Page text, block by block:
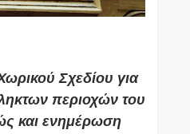
Σχεδίου για
περιοχών του
και ενημέρωση